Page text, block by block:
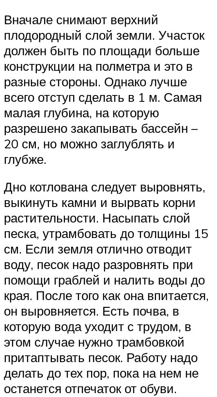
Вначале снимают верхний
плодородный слой земли. Участок
должен быть по площади больше
конструкции на полметра и это в
разные стороны. Однако лучше
всего отступ сделать в 1 м. Самая
малая глубина, на которую
разрешено закапывать бассейн –
20 см, но можно заглублять и
глубже.
Дно котлована следует выровнять,
выкинуть камни и вырвать корни
растительности. Насыпать слой
песка, утрамбовать до толщины 15
см. Если земля отлично отводит
воду, песок надо разровнять при
помощи граблей и налить воды до
края. После того как она впитается,
он выровняется. Есть почва, в
которую вода уходит с трудом, в
этом случае нужно трамбовкой
притаптывать песок. Работу надо
делать до тех пор, пока на нем не
останется отпечаток от обуви.